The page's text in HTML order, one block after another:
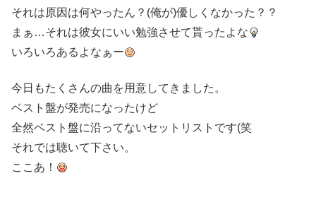
それは原因は何やったん？(俺が)優しくなかった？？
まぁ…それは彼女にいい勉強させて貰ったよな
いろいろあるよなぁー
今日もたくさんの曲を用意してきました。
ベスト盤が発売になったけど
全然ベスト盤に沿ってないセットリストです(笑
それでは聴いて下さい。
ここあ！